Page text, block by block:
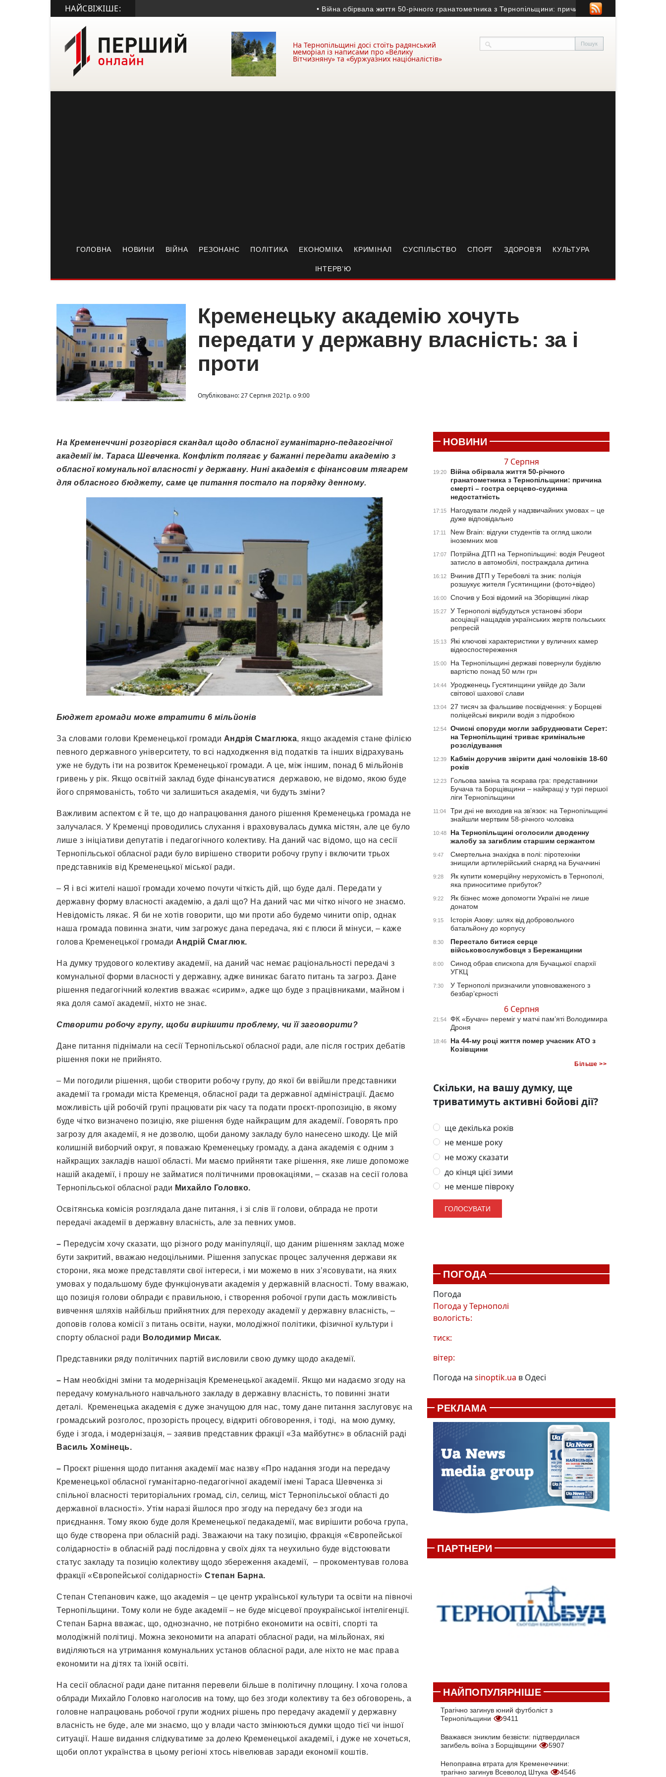
НАЙСВІЖІШЕ: • Війна обірвала життя 50-річного гранатометника з Тернопільщини: причина смерті – гостра серцево-
На Тернопільщині досі стоїть радянський
меморіал із написами про «Велику
Вітчизняну» та «буржуазних націоналістів»
ГОЛОВНА НОВИНИ ВІЙНА РЕЗОНАНС ПОЛІТИКА ЕКОНОМІКА КРИМІНАЛ СУСПІЛЬСТВО СПОРТ ЗДОРОВ’Я КУЛЬТУРА
ІНТЕРВ’Ю
Кременецьку академію хочуть
передати у державну власність: за і
проти
Опубліковано: 27 Серпня 2021р. о 9:00
На Кременеччині розгорівся скандал щодо обласної гуманітарно-педагогічної
академії ім. Тараса Шевченка. Конфлікт полягає у бажанні передати академію з
обласної комунальної власності у державну. Нині академія є фінансовим тягарем
для обласного бюджету, саме це питання постало на порядку денному.
Бюджет громади може втратити 6 мільйонів
За словами голови Кременецької громади Андрія Смаглюка, якщо академія стане філією
певного державного університету, то всі надходження від податків та інших відрахувань
уже не будуть іти на розвиток Кременецької громади. А це, між іншим, понад 6 мільйонів
гривень у рік. Якщо освітній заклад буде фінансуватися державою, не відомо, якою буде
його спрямованість, тобто чи залишиться академія, чи будуть зміни?
Важливим аспектом є й те, що до напрацювання даного рішення Кременецька громада не
залучалася. У Кременці проводились слухання і враховувалась думка містян, але це було
лише з ініціативи депутатів і педагогічного колективу. На даний час відомо, що на сесії
Тернопільської обласної ради було вирішено створити робочу групу і включити трьох
представників від Кременецької міської ради.
– Я і всі жителі нашої громади хочемо почути чіткість дій, що буде далі. Передати у
державну форму власності академію, а далі що? На даний час ми чітко нічого не знаємо.
Невідомість лякає. Я би не хотів говорити, що ми проти або будемо чинити опір, однак
наша громада повинна знати, чим загрожує дана передача, які є плюси й мінуси, – каже
голова Кременецької громади Андрій Смаглюк.
На думку трудового колективу академії, на даний час немає раціональності передачі з
комунальної форми власності у державну, адже виникає багато питань та загроз. Дане
рішення педагогічний колектив вважає «сирим», адже що буде з працівниками, майном і
яка доля самої академії, ніхто не знає.
Створити робочу групу, щоби вирішити проблему, чи її заговорити?
Дане питання піднімали на сесії Тернопільської обласної ради, але після гострих дебатів
рішення поки не прийнято.
– Ми погодили рішення, щоби створити робочу групу, до якої би ввійшли представники
академії та громади міста Кременця, обласної ради та державної адміністрації. Даємо
можливість цій робочій групі працювати рік часу та подати проєкт-пропозицію, в якому
буде чітко визначено позицію, яке рішення буде найкращим для академії. Говорять про
загрозу для академії, я не дозволю, щоби даному закладу було нанесено шкоду. Це мій
колишній виборчий округ, я поважаю Кременецьку громаду, а дана академія є одним з
найкращих закладів нашої області. Ми маємо прийняти таке рішення, яке лише допоможе
нашій академії, і прошу не займатися політичними провокаціями, – сказав на сесії голова
Тернопільської обласної ради Михайло Головко.
Освітянська комісія розглядала дане питання, і зі слів її голови, облрада не проти
передачі академії в державну власність, але за певних умов.
– Передусім хочу сказати, що різного роду маніпуляції, що даним рішенням заклад може
бути закритий, вважаю недоцільними. Рішення запускає процес залучення держави як
сторони, яка може представляти свої інтереси, і ми можемо в них з’ясовувати, на яких
умовах у подальшому буде функціонувати академія у державній власності. Тому вважаю,
що позиція голови облради є правильною, і створення робочої групи дасть можливість
вивчення шляхів найбільш прийнятних для переходу академії у державну власність, –
доповів голова комісії з питань освіти, науки, молодіжної політики, фізичної культури і
спорту обласної ради Володимир Мисак.
Представники ряду політичних партій висловили свою думку щодо академії.
– Нам необхідні зміни та модернізація Кременецької академії. Якщо ми надаємо згоду на
передачу комунального навчального закладу в державну власність, то повинні знати
деталі. Кременецька академія є дуже значущою для нас, тому дане питання заслуговує на
громадський розголос, прозорість процесу, відкриті обговорення, і тоді, на мою думку,
буде і згода, і модернізація, – заявив представник фракції «За майбутнє» в обласній раді
Василь Хомінець.
– Проєкт рішення щодо питання академії має назву «Про надання згоди на передачу
Кременецької обласної гуманітарно-педагогічної академії імені Тараса Шевченка зі
спільної власності територіальних громад, сіл, селищ, міст Тернопільської області до
державної власності». Утім наразі йшлося про згоду на передачу без згоди на
приєднання. Тому якою буде доля Кременецької педакадемії, має вирішити робоча група,
що буде створена при обласній раді. Зважаючи на таку позицію, фракція «Європейської
солідарності» в обласній раді послідовна у своїх діях та неухильно буде відстоювати
статус закладу та позицію колективу щодо збереження академії, – прокоментував голова
фракції «Європейської солідарності» Степан Барна.
Степан Степанович каже, що академія – це центр української культури та освіти на півночі
Тернопільщини. Тому коли не буде академії – не буде місцевої проукраїнської інтелігенції.
Степан Барна вважає, що, однозначно, не потрібно економити на освіті, спорті та
молодіжній політиці. Можна зекономити на апараті обласної ради, на мільйонах, які
виділяються на утримання комунальних установ обласної ради, але ніхто не має права
економити на дітях та їхній освіті.
На сесії обласної ради дане питання перевели більше в політичну площину. І хоча голова
облради Михайло Головко наголосив на тому, що без згоди колективу та без обговорень, а
головне напрацювань робочої групи жодних рішень про передачу академії у державну
власність не буде, але ми знаємо, що у влади часто змінюються думки щодо тієї чи іншої
ситуації. Наше видання слідкуватиме за долею Кременецької академії, і дуже не хочеться,
щоби оплот українства в цьому регіоні хтось нівелював заради економії коштів.
НОВИНИ
7 Серпня
19:20
Війна обірвала життя 50-річного
гранатометника з Тернопільщини: причина
смерті – гостра серцево-судинна
недостатність
17:15
Нагодувати людей у надзвичайних умовах – це
дуже відповідально
17:11
New Brain: відгуки студентів та огляд школи
іноземних мов
17:07
Потрійна ДТП на Тернопільщині: водія Peugeot
затисло в автомобілі, постраждала дитина
16:12
Вчинив ДТП у Теребовлі та зник: поліція
розшукує жителя Гусятинщини (фото+відео)
16:00 Спочив у Бозі відомий на Зборівщині лікар
15:27
У Тернополі відбудуться установчі збори
асоціації нащадків українських жертв польських
репресій
15:13
Які ключові характеристики у вуличних камер
відеоспостереження
15:00
На Тернопільщині державі повернули будівлю
вартістю понад 50 млн грн
14:44
Уродженець Гусятинщини увійде до Зали
світової шахової слави
13:04
27 тисяч за фальшиве посвідчення: у Борщеві
поліцейські викрили водія з підробкою
12:54
Очисні споруди могли забруднювати Серет:
на Тернопільщині триває кримінальне
розслідування
12:39
Кабмін доручив звірити дані чоловіків 18-60
років
12:23
Гольова заміна та яскрава гра: представники
Бучача та Борщівщини – найкращі у турі першої
ліги Тернопільщини
11:04
Три дні не виходив на зв’язок: на Тернопільщині
знайшли мертвим 58-річного чоловіка
10:48
На Тернопільщині оголосили дводенну
жалобу за загиблим старшим сержантом
9:47
Смертельна знахідка в полі: піротехніки
знищили артилерійський снаряд на Бучаччині
9:28
Як купити комерційну нерухомість в Тернополі,
яка приноситиме прибуток?
9:22
Як бізнес може допомогти Україні не лише
донатом
9:15
Історія Азову: шлях від добровольчого
батальйону до корпусу
8:30
Перестало битися серце
військовослужбовця з Бережанщини
8:00
Синод обрав єпископа для Бучацької єпархії
УГКЦ
7:30
У Тернополі призначили уповноваженого з
безбар’єрності
6 Серпня
21:54
ФК «Бучач» переміг у матчі пам’яті Володимира
Дроня
18:46
На 44-му році життя помер учасник АТО з
Козівщини
Більше >>
Скільки, на вашу думку, ще
триватимуть активні бойові дії?
ще декілька років
не менше року
не можу сказати
до кінця цієї зими
не менше півроку
ПОГОДА
Погода
Погода уТернополі
вологість:
тиск:
вітер:
Погода на sinoptik.ua в Одесі
РЕКЛАМА
ПАРТНЕРИ
НАЙПОПУЛЯРНІШЕ
Трагічно загинув юний футболіст з
Тернопільщини
9411
Вважався зниклим безвісти: підтвердилася
загибель воїна з Борщівщини
5907
Непоправна втрата для Кременеччини:
трагічно загинув Всеволод Штука
4546